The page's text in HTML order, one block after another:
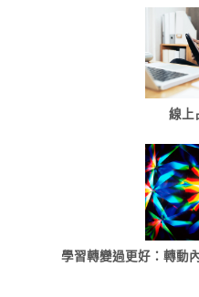
線上
學習轉變過更好：轉動